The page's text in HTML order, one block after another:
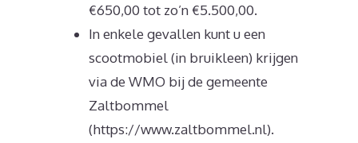
€650,00 tot zo’n €5.500,00.
In enkele gevallen kunt u een
scootmobiel (in bruikleen) krijgen
via de WMO bij de gemeente
Zaltbommel
(https://www.zaltbommel.nl).